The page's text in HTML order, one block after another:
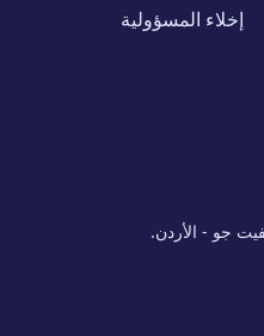
إخلاء المسؤولية